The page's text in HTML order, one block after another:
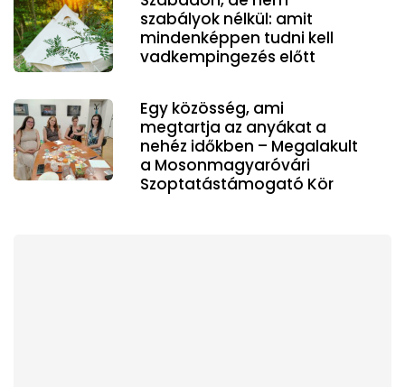
szabályok nélkül: amit
mindenképpen tudni kell
vadkempingezés előtt
Egy közösség, ami
megtartja az anyákat a
nehéz időkben – Megalakult
a Mosonmagyaróvári
Szoptatástámogató Kör